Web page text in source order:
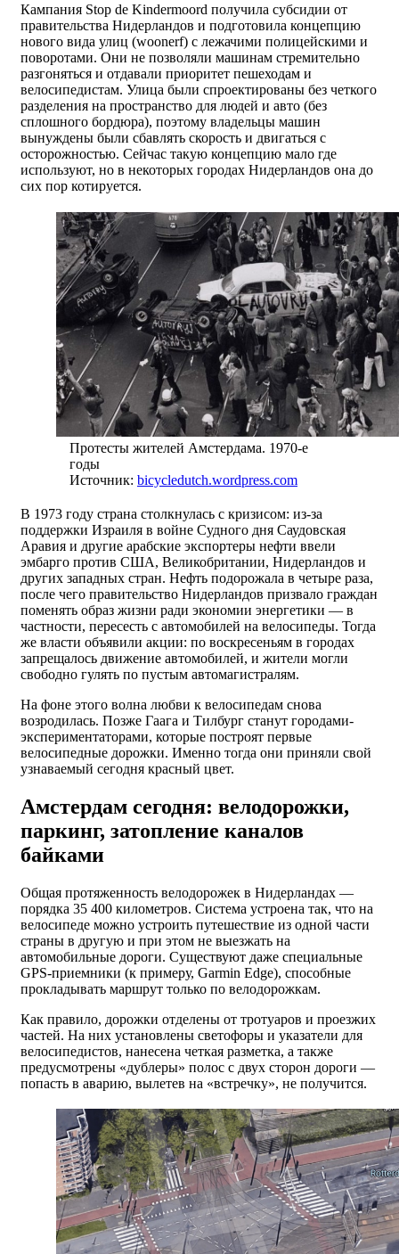
Кампания Stop de Kindermoord получила субсидии от
правительства Нидерландов и подготовила концепцию
нового вида улиц (woonerf) с лежачими полицейскими и
поворотами. Они не позволяли машинам стремительно
разгоняться и отдавали приоритет пешеходам и
велосипедистам. Улица были спроектированы без четкого
разделения на пространство для людей и авто (без
сплошного бордюра), поэтому владельцы машин
вынуждены были сбавлять скорость и двигаться с
осторожностью. Сейчас такую концепцию мало где
используют, но в некоторых городах Нидерландов она до
сих пор котируется.
Протесты жителей Амстердама. 1970-е
годы
Источник: bicycledutch.wordpress.com
В 1973 году страна столкнулась с кризисом: из-за
поддержки Израиля в войне Судного дня Саудовская
Аравия и другие арабские экспортеры нефти ввели
эмбарго против США, Великобритании, Нидерландов и
других западных стран. Нефть подорожала в четыре раза,
после чего правительство Нидерландов призвало граждан
поменять образ жизни ради экономии энергетики — в
частности, пересесть с автомобилей на велосипеды. Тогда
же власти объявили акции: по воскресеньям в городах
запрещалось движение автомобилей, и жители могли
свободно гулять по пустым автомагистралям.
На фоне этого волна любви к велосипедам снова
возродилась. Позже Гаага и Тилбург станут городами-
экспериментаторами, которые построят первые
велосипедные дорожки. Именно тогда они приняли свой
узнаваемый сегодня красный цвет.
Амстердам сегодня: велодорожки,
паркинг, затопление каналов
байками
Общая протяженность велодорожек в Нидерландах —
порядка 35 400 километров. Система устроена так, что на
велосипеде можно устроить путешествие из одной части
страны в другую и при этом не выезжать на
автомобильные дороги. Существуют даже специальные
GPS-приемники (к примеру, Garmin Edge), способные
прокладывать маршрут только по велодорожкам.
Как правило, дорожки отделены от тротуаров и проезжих
частей. На них установлены светофоры и указатели для
велосипедистов, нанесена четкая разметка, а также
предусмотрены «дублеры» полос с двух сторон дороги —
попасть в аварию, вылетев на «встречку», не получится.